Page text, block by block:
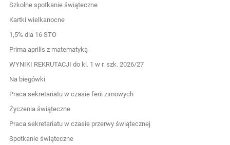
Szkolne spotkanie świąteczne
Kartki wielkanocne
1,5% dla 16 STO
Prima aprilis z matematyką
WYNIKI REKRUTACJI do kl. 1 w r. szk. 2026/27
Na biegówki
Praca sekretariatu w czasie ferii zimowych
Życzenia świąteczne
Praca sekretariatu w czasie przerwy świątecznej
Spotkanie świąteczne